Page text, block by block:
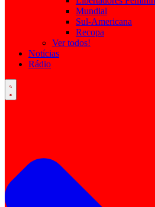
Mundial
Sul-Americana
Recopa
Ver todos!
Notícias
Rádio